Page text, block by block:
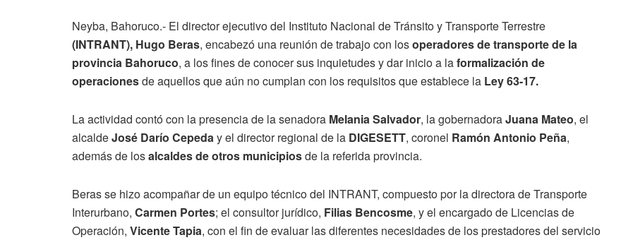
Neyba, Bahoruco.- El director ejecutivo del Instituto Nacional de Tránsito y Transporte Terrestre
(INTRANT), Hugo Beras, encabezó una reunión de trabajo con losoperadores de transporte de la
provincia Bahoruco, a los fines de conocer sus inquietudes y dar inicio a laformalización de
operacionesde aquellos que aún no cumplan con los requisitos que establece la Ley 63-17.
La actividad contó con la presencia de la senadora Melania Salvador, la gobernadoraJuana Mateo, el
alcaldeJosé Darío Cepeday el director regional de la DIGESETT, coronel Ramón Antonio Peña,
además de losalcaldes de otros municipiosde la referida provincia.
Beras se hizo acompañar de un equipo técnico del INTRANT, compuesto por la directora de Transporte
Interurbano, Carmen Portes; el consultor jurídico, Filias Bencosme, y el encargado de Licencias de
Operación, Vicente Tapia, con el fin de evaluar las diferentes necesidades de los prestadores del servicio